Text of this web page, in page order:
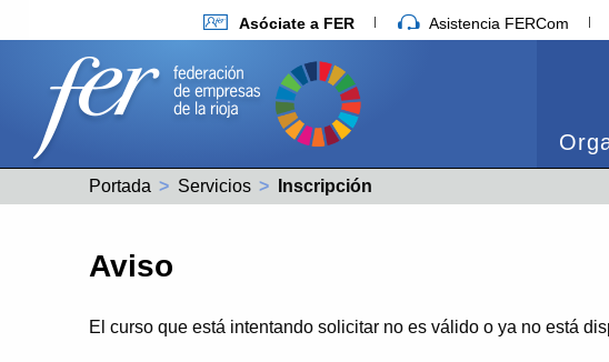
Asóciate a FER Asistencia FERCom
Portada Servicios Actual:
Inscripción
Aviso
El curso que está intentando solicitar no es válido o ya no está